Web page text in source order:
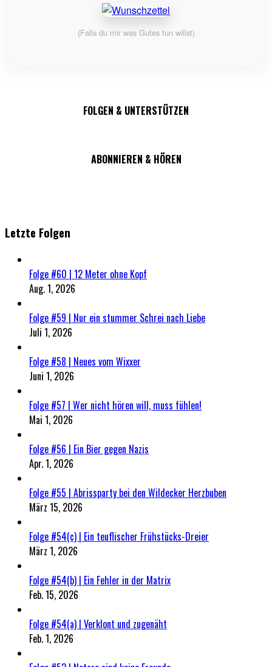
(Falls du mir was Gutes tun willst)
FOLGEN & UNTERSTÜTZEN
ABONNIEREN & HÖREN
Letzte Folgen
Folge #60 | 12 Meter ohne Kopf
Aug. 1, 2026
Folge #59 | Nur ein stummer Schrei nach Liebe
Juli 1, 2026
Folge #58 | Neues vom Wixxer
Juni 1, 2026
Folge #57 | Wer nicht hören will, muss fühlen!
Mai 1, 2026
Folge #56 | Ein Bier gegen Nazis
Apr. 1, 2026
Folge #55 | Abrissparty bei den Wildecker Herzbuben
März 15, 2026
Folge #54(c) | Ein teuflischer Frühstücks-Dreier
März 1, 2026
Folge #54(b) | Ein Fehler in der Matrix
Feb. 15, 2026
Folge #54(a) | Verklont und zugenäht
Feb. 1, 2026